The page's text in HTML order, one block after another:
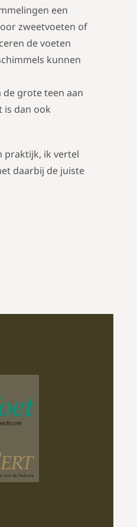
een
zweetvoeten of
de voeten
kunnen
de grote teen aan
is dan ook
praktijk, ik vertel
daarbij de juiste